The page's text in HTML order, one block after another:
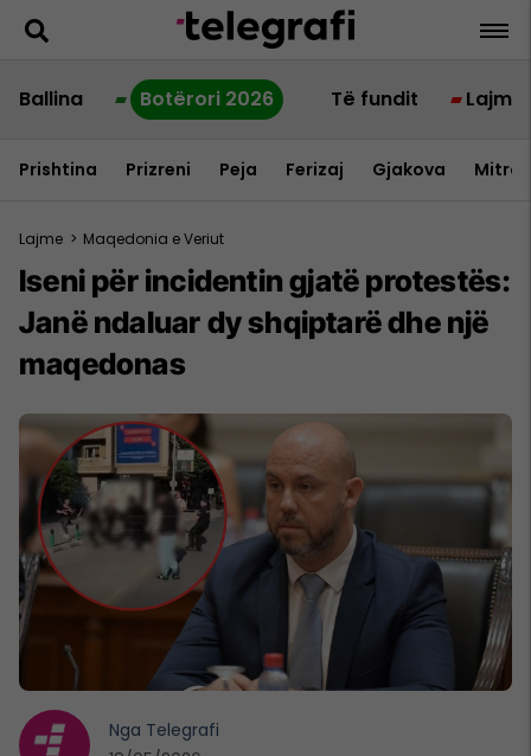
Ballina Botërori 2026 Të fundit Lajme
Prishtina Prizreni Peja Ferizaj Gjakova
Lajme > Maqedonia e Veriut
Iseni për incidentin gjatë protestës:
Janë ndaluar dy shqiptarë dhe një
maqedonas
Nga Telegrafi